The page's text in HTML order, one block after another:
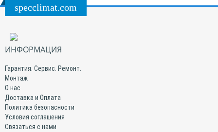
specclimat.com
ИНФОРМАЦИЯ
Гарантия. Сервис. Ремонт.
Монтаж
О нас
Доставка и Оплата
Политика безопасности
Условия соглашения
Связаться с нами